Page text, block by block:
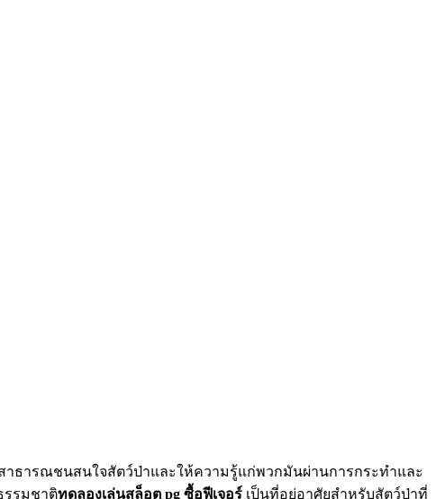
ธารณชนสนใจสัตว์ป่าและให้ความรู้แก่พวกมันผ่านการกระทำและ
รรมชาติทดลองเล่นสล็อต pg ซื้อฟีเจอร์ เป็นที่อยู่อาศัยสำหรับสัตว์ป่าที่